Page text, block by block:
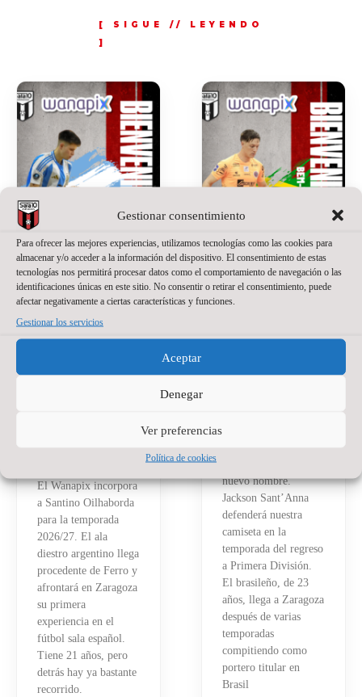
Gestionar consentimiento
Para ofrecer las mejores experiencias, utilizamos tecnologías como las cookies para
almacenar y/o acceder a la información del dispositivo. El consentimiento de estas
tecnologías nos permitirá procesar datos como el comportamiento de navegación o las
identificaciones únicas en este sitio. No consentir o retirar el consentimiento, puede
afectar negativamente a ciertas características y funciones.
Gestionar los servicios
Aceptar
Denegar
Ver preferencias
Política de cookies
SANTINO
OILHABORDA,
UNA APUESTA
Y FUTURO
27 de julio de 2026
No
El Wanapix incorpora
a Santino Oilhaborda
para la temporada
2026/27. El ala
diestro argentino llega
procedente de Ferro y
afrontará en Zaragoza
su primera
experiencia en el
fútbol sala español.
Tiene 21 años, pero
detrás hay ya bastante
recorrido.
JACKSON
NUEVO
WANAPIX
La portería del
nuevo nombre.
Jackson Sant’Anna
defenderá nuestra
camiseta en la
temporada del regreso
a Primera División.
El brasileño, de 23
años, llega a Zaragoza
después de varias
temporadas
compitiendo como
portero titular en
Brasil